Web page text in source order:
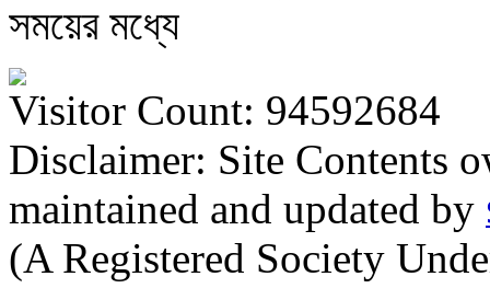
সময়ের মধ্যে
Visitor Count: 94592684
Disclaimer: Site Contents
maintained and updated by
(A Registered Society